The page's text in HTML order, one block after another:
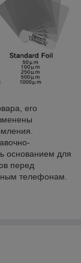
его
основанием для
перед
телефонам.